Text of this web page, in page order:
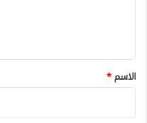
*
الاسم*